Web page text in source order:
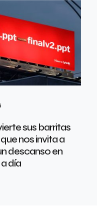
sus barritas
nos invita a
descanso en
día